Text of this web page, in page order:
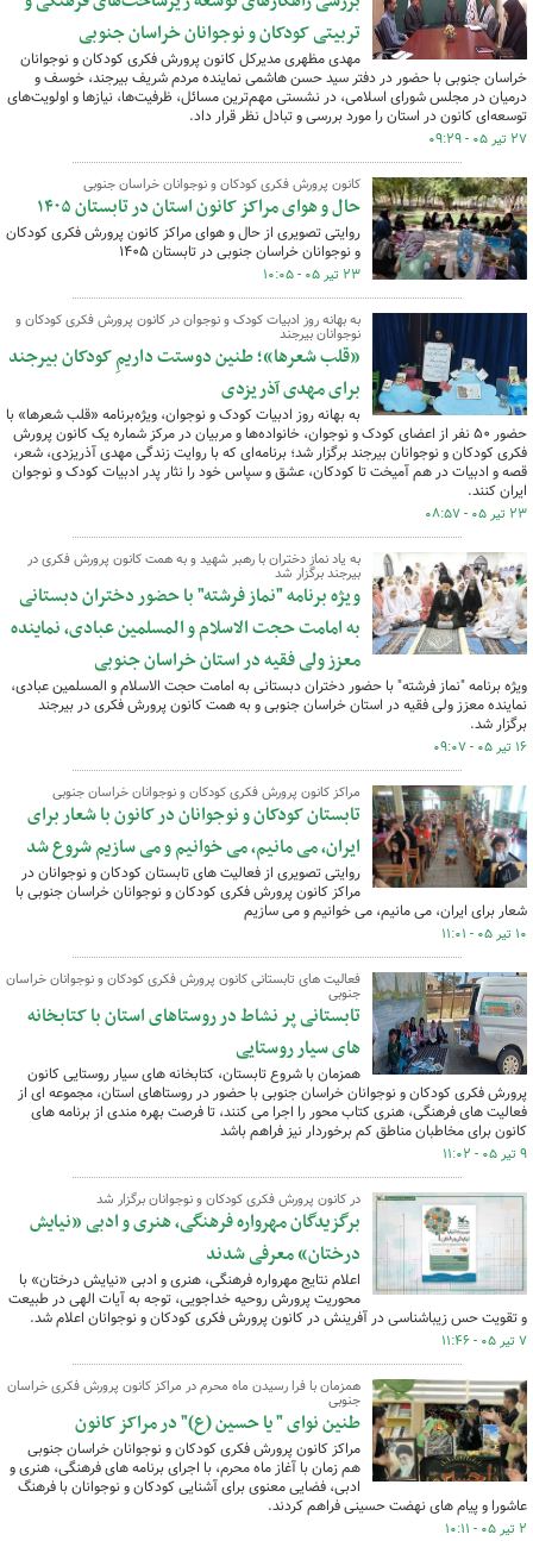
تربیتی کودکان و نوجوانان خراسان جنوبی
مهدی مظهری مدیرکل کانون پرورش فکری کودکان و نوجوانان
خراسان جنوبی با حضور در دفتر سید حسن هاشمی نماینده مردم شریف بیرجند، خوسف و
درمیان در مجلس شورای اسلامی، در نشستی مهم‌ترین مسائل، ظرفیت‌ها، نیازها و اولویت‌های
توسعه‌ای کانون در استان را مورد بررسی و تبادل نظر قرار داد.
۲۷ تیر ۰۵ - ۰۹:۲۹
کانون پرورش فکری کودکان و نوجوانان خراسان جنوبی
حال و هوای مراکز کانون استان در تابستان ۱۴۰۵
روایتی تصویری از حال و هوای مراکز کانون پرورش فکری کودکان
و نوجوانان خراسان جنوبی در تابستان ۱۴۰۵
۲۳ تیر ۰۵ - ۱۰:۰۵
به بهانه روز ادبیات کودک و نوجوان در کانون پرورش فکری کودکان و
نوجوانان بیرجند
«قلب شعرها»؛ طنین دوستت داریمِ کودکان بیرجند
برای مهدی آذریزدی
به بهانه روز ادبیات کودک و نوجوان، ویژه‌برنامه «قلب شعرها» با
حضور ۵۰ نفر از اعضای کودک و نوجوان، خانواده‌ها و مربیان در مرکز شماره یک کانون پرورش
فکری کودکان و نوجوانان بیرجند برگزار شد؛ برنامه‌ای که با روایت زندگی مهدی آذریزدی، شعر،
قصه و ادبیات در هم آمیخت تا کودکان، عشق و سپاس خود را نثار پدر ادبیات کودک و نوجوان
ایران کنند.
۲۳ تیر ۰۵ - ۰۸:۵۷
به یاد نماز دختران با رهبر شهید و به همت کانون پرورش فکری در
بیرجند برگزار شد
ویژه برنامه "نماز فرشته" با حضور دختران دبستانی
به امامت حجت الاسلام و المسلمین عبادی، نماینده
معزز ولی فقیه در استان خراسان جنوبی
ویژه برنامه "نماز فرشته" با حضور دختران دبستانی به امامت حجت الاسلام و المسلمین عبادی،
نماینده معزز ولی فقیه در استان خراسان جنوبی و به همت کانون پرورش فکری در بیرجند
برگزار شد.
۱۶ تیر ۰۵ - ۰۹:۰۷
مراکز کانون پرورش فکری کودکان و نوجوانان خراسان جنوبی
تابستان کودکان و نوجوانان در کانون با شعار برای
ایران، می مانیم، می خوانیم و می سازیم شروع شد
روایتی تصویری از فعالیت های تابستان کودکان و نوجوانان در
مراکز کانون پرورش فکری کودکان و نوجوانان خراسان جنوبی با
شعار برای ایران، می مانیم، می خوانیم و می سازیم
۱۰ تیر ۰۵ - ۱۱:۰۱
فعالیت های تابستانی کانون پرورش فکری کودکان و نوجوانان خراسان
جنوبی
تابستانی پر نشاط در روستاهای استان با کتابخانه
های سیار روستایی
همزمان با شروع تابستان، کتابخانه های سیار روستایی کانون
پرورش فکری کودکان و نوجوانان خراسان جنوبی با حضور در روستاهای استان، مجموعه ای از
فعالیت های فرهنگی، هنری کتاب محور را اجرا می کنند، تا فرصت بهره مندی از برنامه های
کانون برای مخاطبان مناطق کم برخوردار نیز فراهم باشد
۹ تیر ۰۵ - ۱۱:۰۲
در کانون پرورش فکری کودکان و نوجوانان برگزار شد
برگزیدگان مهرواره فرهنگی، هنری و ادبی «نیایش
درختان» معرفی شدند
اعلام نتایج مهرواره فرهنگی، هنری و ادبی «نیایش درختان» با
محوریت پرورش روحیه خداجویی، توجه به آیات الهی در طبیعت
و تقویت حس زیباشناسی در آفرینش در کانون پرورش فکری کودکان و نوجوانان اعلام شد.
۷ تیر ۰۵ - ۱۱:۴۶
همزمان با فرا رسیدن ماه محرم در مراکز کانون پرورش فکری خراسان
جنوبی
طنین نوای " یا حسین (ع)" در مراکز کانون
مراکز کانون پرورش فکری کودکان و نوجوانان خراسان جنوبی
هم زمان با آغاز ماه محرم، با اجرای برنامه های فرهنگی، هنری و
ادبی، فضایی معنوی برای آشنایی کودکان و نوجوانان با فرهنگ
عاشورا و پیام های نهضت حسینی فراهم کردند.
۲ تیر ۰۵ - ۱۰:۱۱